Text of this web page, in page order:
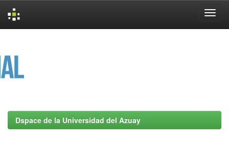
Dspace de la Universidad del Azuay